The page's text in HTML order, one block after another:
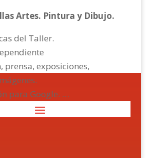
Artes. Pintura y Dibujo.
del Taller.
prensa, exposiciones,
para Google. …